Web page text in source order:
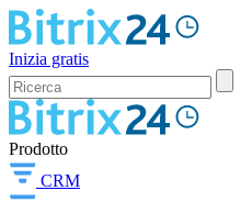
Inizia gratis
Prodotto
CRM